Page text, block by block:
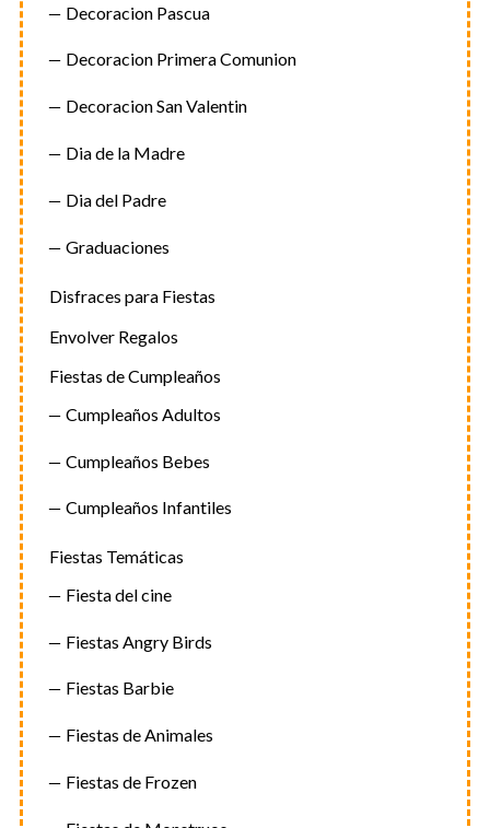
Decoracion Pascua
Decoracion Primera Comunion
Decoracion San Valentin
Dia de la Madre
Dia del Padre
Graduaciones
Disfraces para Fiestas
Envolver Regalos
Fiestas de Cumpleaños
Cumpleaños Adultos
Cumpleaños Bebes
Cumpleaños Infantiles
Fiestas Temáticas
Fiesta del cine
Fiestas Angry Birds
Fiestas Barbie
Fiestas de Animales
Fiestas de Frozen